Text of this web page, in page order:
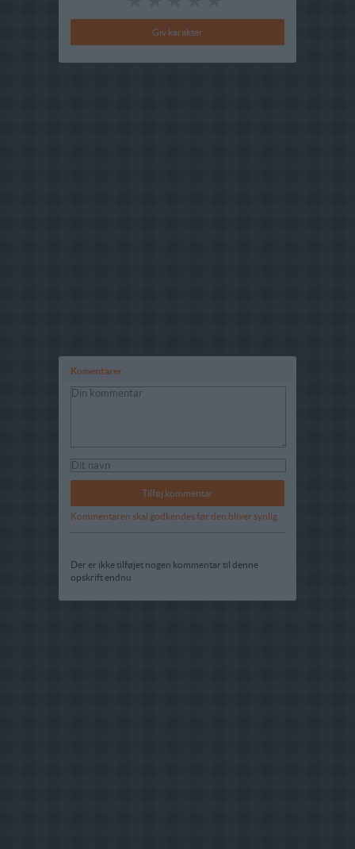
Komentarer
Kommentaren skal godkendes før den bliver synlig
Der er ikke tilføjet nogen kommentar til denne
opskrift endnu